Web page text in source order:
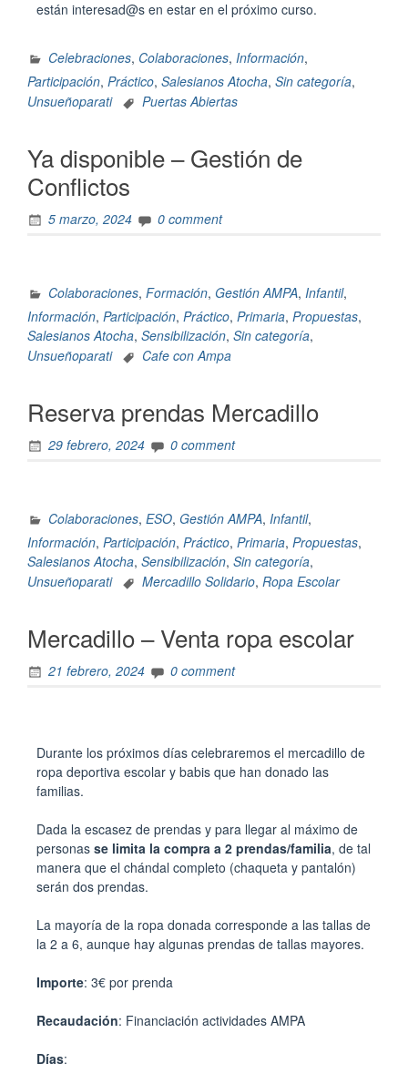
están interesad@s en estar en el próximo curso.
Celebraciones, Colaboraciones, Información,
Participación, Práctico, Salesianos Atocha, Sin categoría,
Unsueñoparati
Puertas Abiertas
Ya disponible – Gestión de
Conflictos
5 marzo, 2024 0 comment
Colaboraciones, Formación, Gestión AMPA, Infantil,
Información, Participación, Práctico, Primaria, Propuestas,
Salesianos Atocha, Sensibilización, Sin categoría,
Unsueñoparati
Cafe con Ampa
Reserva prendas Mercadillo
29 febrero, 2024 0 comment
Colaboraciones, ESO, Gestión AMPA, Infantil,
Información, Participación, Práctico, Primaria, Propuestas,
Salesianos Atocha, Sensibilización, Sin categoría,
Unsueñoparati
Mercadillo Solidario, Ropa Escolar
Mercadillo – Venta ropa escolar
21 febrero, 2024 0 comment
Durante los próximos días celebraremos el mercadillo de
ropa deportiva escolar y babis que han donado las
familias.
Dada la escasez de prendas y para llegar al máximo de
personas se limita la compra a 2 prendas/familia, de tal
manera que el chándal completo (chaqueta y pantalón)
serán dos prendas.
La mayoría de la ropa donada corresponde a las tallas de
la 2 a 6, aunque hay algunas prendas de tallas mayores.
Importe: 3€ por prenda
Recaudación: Financiación actividades AMPA
Días: